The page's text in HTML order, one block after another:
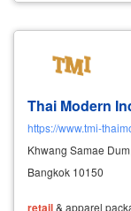
Thai Modern
https://www.tmi-
Khwang Samae
Bangkok 10150
retail& apparel